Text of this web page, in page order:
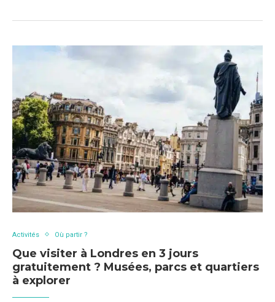
Activités Où partir ?
Que visiter à Londres en 3 jours
gratuitement ? Musées, parcs et quartiers
à explorer